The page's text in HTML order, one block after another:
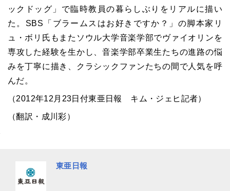
ックドッグ」で臨時教員の暮らしぶりをリアルに描い
た。 SBS 「ブラームスはお好きですか？」の脚本家リ
ュ・ボリ氏もまたソウル大学音楽学部でヴァイオリンを
専攻した経験を生かし、音楽学部卒業生たちの進路の悩
みを丁寧に描き、クラシックファンたちの間で人気を呼
んだ。
（2012年12月23日付東亜日報 キム・ジェヒ記者）
（翻訳・成川彩）
東亜日報